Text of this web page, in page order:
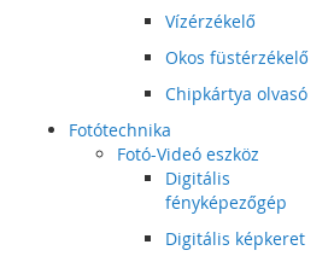
Vízérzékelő
Okos füstérzékelő
Chipkártya olvasó
Fotótechnika
Fotó-Videó eszköz
Digitális
fényképezőgép
Digitális képkeret